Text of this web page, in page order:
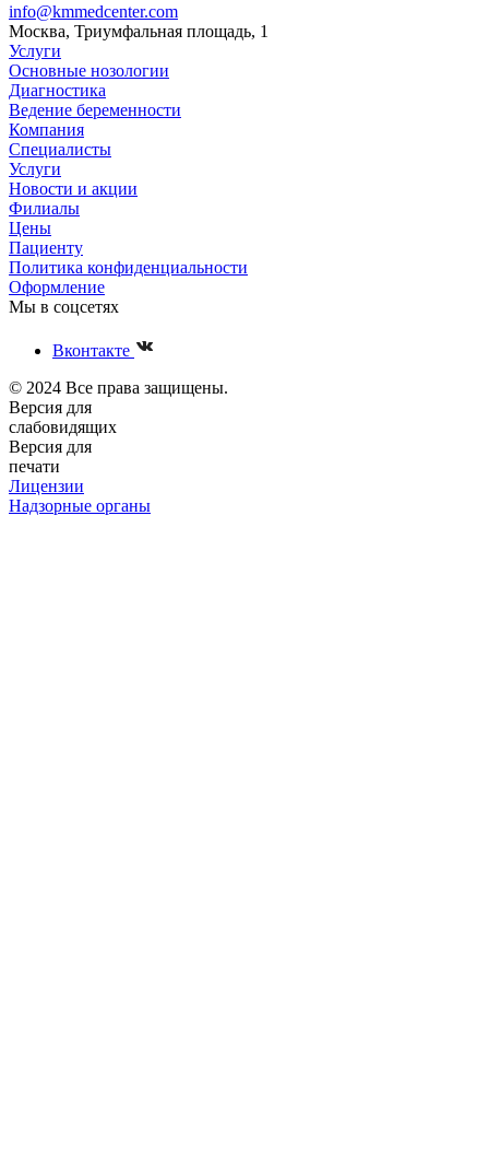
info@kmmedcenter.com
Москва, Триумфальная площадь, 1
Услуги
Основные нозологии
Диагностика
Ведение беременности
Компания
Специалисты
Услуги
Новости и акции
Филиалы
Цены
Пациенту
Политика конфиденциальности
Оформление
Мы в соцсетях
Вконтакте
© 2024 Все права защищены.
Версия для
слабовидящих
Версия для
печати
Лицензии
Надзорные органы